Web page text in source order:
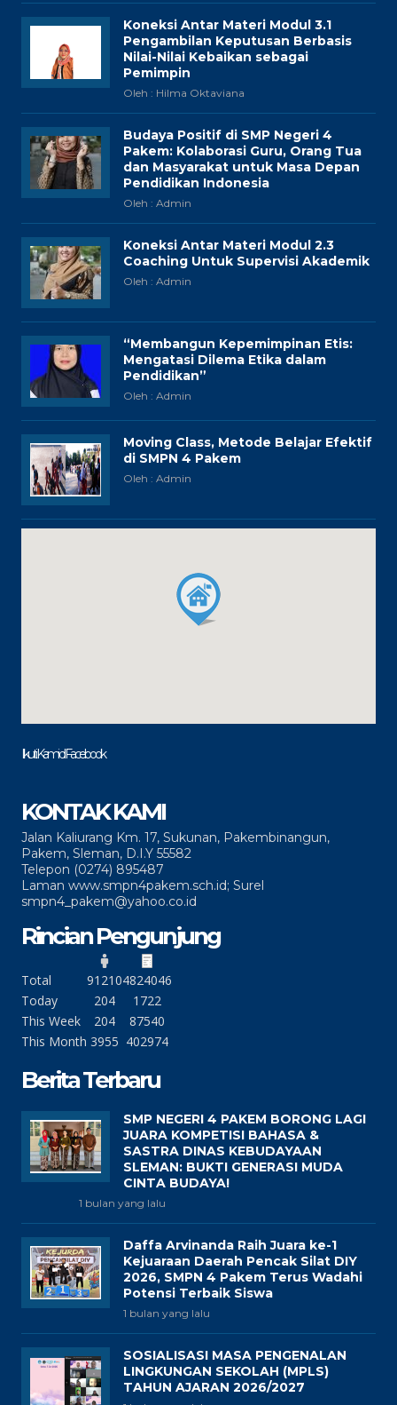
Koneksi Antar Materi Modul 3.1
Pengambilan Keputusan Berbasis
Nilai-Nilai Kebaikan sebagai
Pemimpin
Oleh : Hilma Oktaviana
Budaya Positif di SMP Negeri 4
Pakem: Kolaborasi Guru, Orang Tua
dan Masyarakat untuk Masa Depan
Pendidikan Indonesia
Oleh : Admin
Koneksi Antar Materi Modul 2.3
Coaching Untuk Supervisi Akademik
Oleh : Admin
“Membangun Kepemimpinan Etis:
Mengatasi Dilema Etika dalam
Pendidikan”
Oleh : Admin
Moving Class, Metode Belajar Efektif
di SMPN 4 Pakem
Oleh : Admin
Ikuti Kami di Facebook
KONTAK KAMI
Jalan Kaliurang Km. 17, Sukunan, Pakembinangun,
Pakem, Sleman, D.I.Y 55582
Telepon (0274) 895487
Laman www.smpn4pakem.sch.id; Surel
smpn4_pakem@yahoo.co.id
Rincian Pengunjung
Total 912104824046
Today
204
1722
This Week
204
87540
This Month 3955 402974
Berita Terbaru
SMP NEGERI 4 PAKEM BORONG LAGI
JUARA KOMPETISI BAHASA &
SASTRA DINAS KEBUDAYAAN
SLEMAN: BUKTI GENERASI MUDA
CINTA BUDAYA!
1 bulan yang lalu
Daffa Arvinanda Raih Juara ke-1
Kejuaraan Daerah Pencak Silat DIY
2026, SMPN 4 Pakem Terus Wadahi
Potensi Terbaik Siswa
1 bulan yang lalu
SOSIALISASI MASA PENGENALAN
LINGKUNGAN SEKOLAH (MPLS)
TAHUN AJARAN 2026/2027